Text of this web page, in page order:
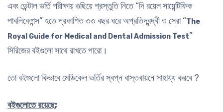
এবং ডেন্টাল ভর্তি পরীক্ষায় গুছিয়ে প্রস্তুতি নিতে “দি রয়েল সায়েন্টিফিক
পাবলিকেশন্স” হতে প্রকাশিত ৩৩ বছর ধরে অপ্রতিদ্বন্দ্বী ও সেরা “The
Royal Guide for Medical and Dental Admission Test”
সিরিজের বইগুলো সাথে রাখতে পারো।
তো বইগুলো কিভাবে মেডিকেল ভর্তির স্বপ্ন বাস্তবায়নে সাহায্য করবে ?
বইগুলোতে রয়েছে;